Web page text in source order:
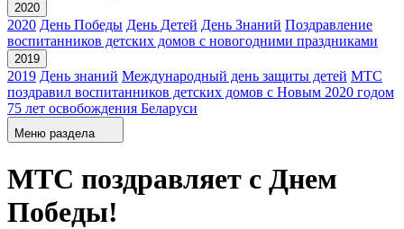
2020
2020 День Победы День Детей День Знаний Поздравление
воспитанников детских домов с новогодними праздниками
2019
2019 День знаний Международный день защиты детей МТС
поздравил воспитанников детских домов с Новым 2020 годом
75 лет освобождения Беларуси
Меню раздела
МТС поздравляет с Днем
Победы!